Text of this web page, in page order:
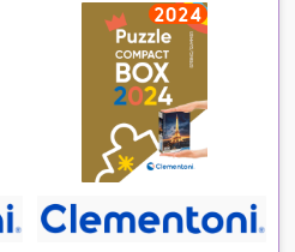
2024